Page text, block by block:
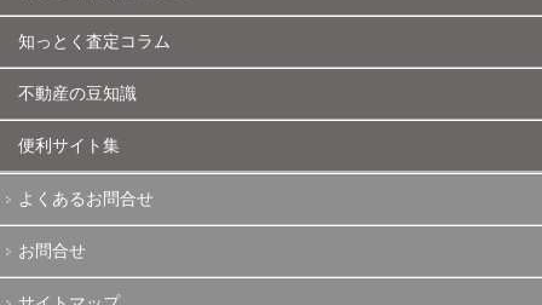
知っとく査定コラム
不動産の豆知識
便利サイト集
よくあるお問合せ
お問合せ